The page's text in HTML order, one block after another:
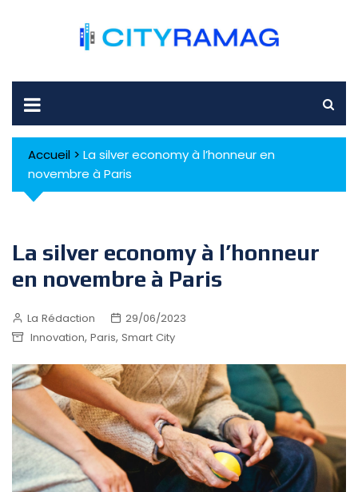
Accueil > La silver economy à l’honneur en
novembre à Paris
La silver economy à l’honneur
en novembre à Paris
La Rédaction
29/06/2023
Innovation, Paris, Smart City